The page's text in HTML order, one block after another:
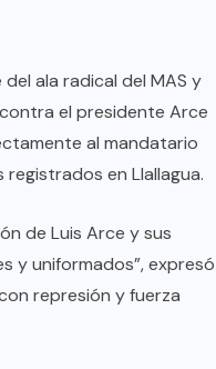
ala radical del MAS y
el presidente Arce
al mandatario
en Llallagua.
de Luis Arce y sus
y uniformados”, expresó
represión y fuerza